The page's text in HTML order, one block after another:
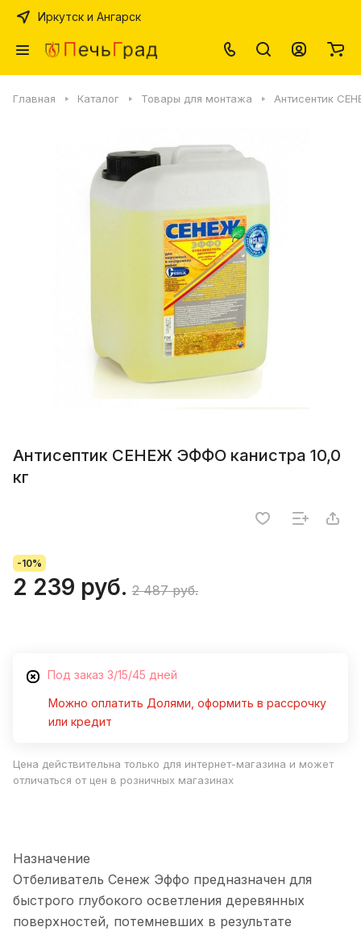
Иркутск и Ангарск
Главная Каталог Товары для монтажа Антисентик
Антисептик СЕНЕЖ ЭФФО канистра 10,0
кг
-10%
2 239 руб. 2 487 руб.
Под заказ 3/15/45 дней
Можно оплатить Долями, оформить в рассрочку
или кредит
Цена действительна только для интернет-магазина и может
отличаться от цен в розничных магазинах
Назначение
Отбеливатель Сенеж Эффо предназначен для
быстрого глубокого осветления деревянных
поверхностей, потемневших в результате